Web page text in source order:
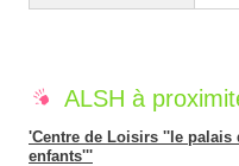
ALSH à
'Centre de Loisirs ''le palais
enfants'''